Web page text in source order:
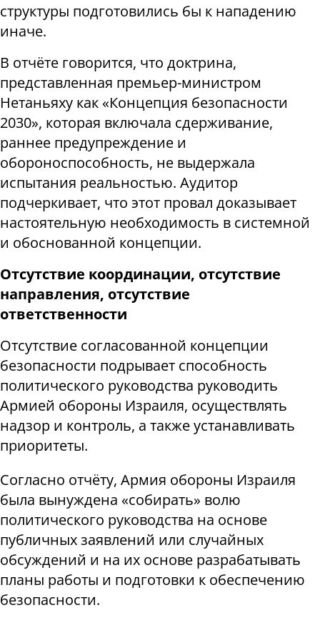
структуры подготовились бы к нападению
иначе.
В отчёте говорится, что доктрина,
представленная премьер-министром
Нетаньяху как «Концепция безопасности
2030», которая включала сдерживание,
раннее предупреждение и
обороноспособность, не выдержала
испытания реальностью. Аудитор
подчеркивает, что этот провал доказывает
настоятельную необходимость в системной
и обоснованной концепции.
Отсутствие координации, отсутствие
направления, отсутствие
ответственности
Отсутствие согласованной концепции
безопасности подрывает способность
политического руководства руководить
Армией обороны Израиля, осуществлять
надзор и контроль, а также устанавливать
приоритеты.
Согласно отчёту, Армия обороны Израиля
была вынуждена «собирать» волю
политического руководства на основе
публичных заявлений или случайных
обсуждений и на их основе разрабатывать
планы работы и подготовки к обеспечению
безопасности.